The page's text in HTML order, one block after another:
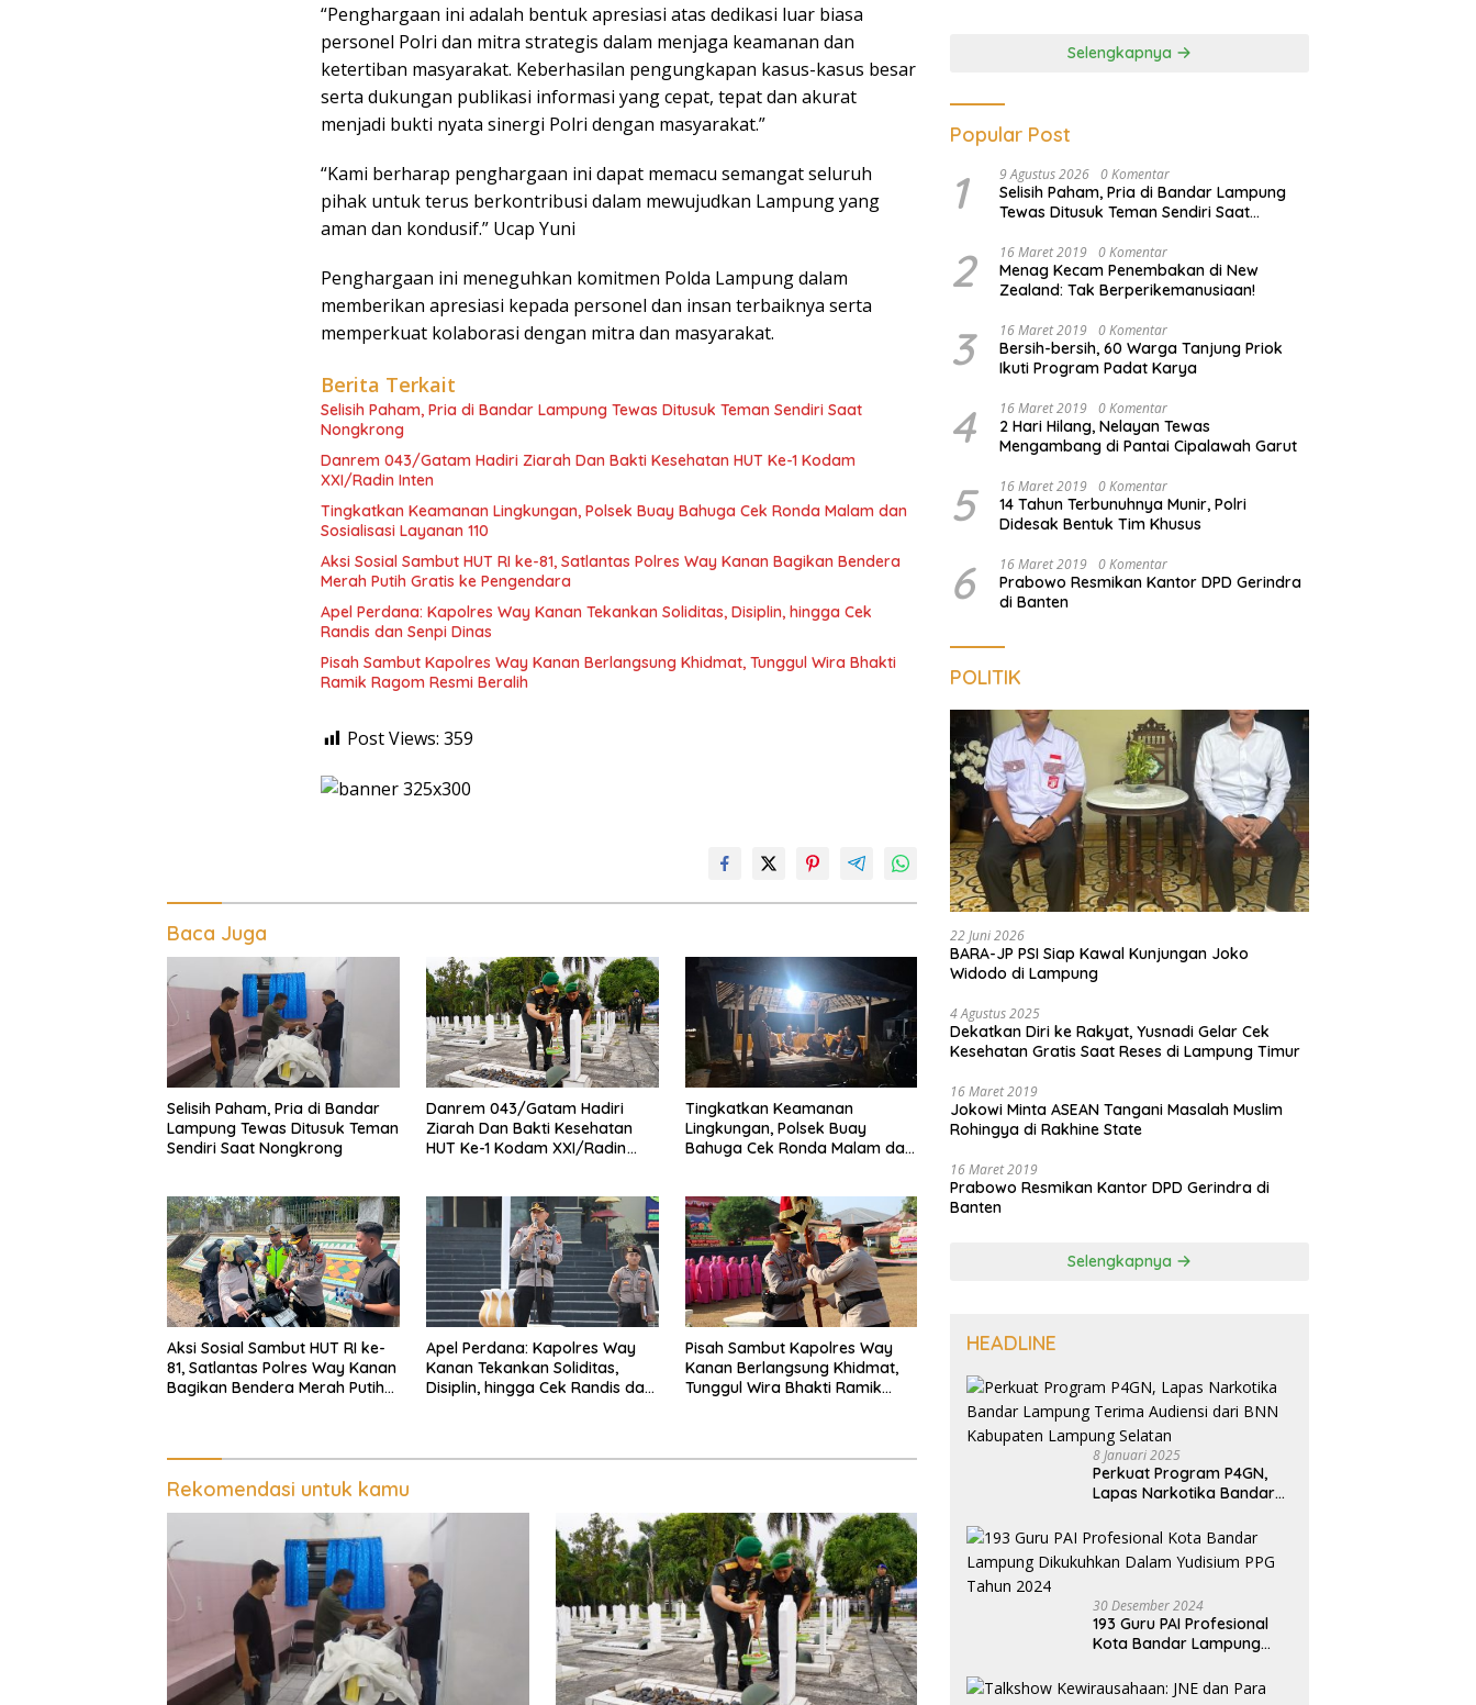
“Penghargaan ini adalah bentuk apresiasi atas dedikasi luar biasa
personel Polri dan mitra strategis dalam menjaga keamanan dan
ketertiban masyarakat. Keberhasilan pengungkapan kasus-kasus besar
serta dukungan publikasi informasi yang cepat, tepat dan akurat
menjadi bukti nyata sinergi Polri dengan masyarakat.”
“Kami berharap penghargaan ini dapat memacu semangat seluruh
pihak untuk terus berkontribusi dalam mewujudkan Lampung yang
aman dan kondusif.” Ucap Yuni
Penghargaan ini meneguhkan komitmen Polda Lampung dalam
memberikan apresiasi kepada personel dan insan terbaiknya serta
memperkuat kolaborasi dengan mitra dan masyarakat.
Berita Terkait
Selisih Paham, Pria di Bandar Lampung Tewas Ditusuk Teman Sendiri Saat
Nongkrong
Danrem 043/Gatam Hadiri Ziarah Dan Bakti Kesehatan HUT Ke-1 Kodam
XXI/Radin Inten
Tingkatkan Keamanan Lingkungan, Polsek Buay Bahuga Cek Ronda Malam dan
Sosialisasi Layanan 110
Aksi Sosial Sambut HUT RI ke-81, Satlantas Polres Way Kanan Bagikan Bendera
Merah Putih Gratis ke Pengendara
Apel Perdana: Kapolres Way Kanan Tekankan Soliditas, Disiplin, hingga Cek
Randis dan Senpi Dinas
Pisah Sambut Kapolres Way Kanan Berlangsung Khidmat, Tunggul Wira Bhakti
Ramik Ragom Resmi Beralih
Post Views: 359
Baca Juga
Selisih Paham, Pria di Bandar
Lampung Tewas Ditusuk Teman
Sendiri Saat Nongkrong
Danrem 043/Gatam Hadiri
Ziarah Dan Bakti Kesehatan
HUT Ke-1 Kodam XXI/Radin
Tingkatkan Keamanan
Lingkungan, Polsek Buay
Bahuga Cek Ronda Malam dan
Aksi Sosial Sambut HUT RI ke-
81, Satlantas Polres Way Kanan
Bagikan Bendera Merah Putih
Apel Perdana: Kapolres Way
Kanan Tekankan Soliditas,
Disiplin, hingga Cek Randis dan
Pisah Sambut Kapolres Way
Kanan Berlangsung Khidmat,
Tunggul Wira Bhakti Ramik
Rekomendasi untuk kamu
Selengkapnya
Popular Post
1 9 Agustus 2026 0 Komentar
Selisih Paham, Pria di Bandar Lampung
Tewas Ditusuk Teman Sendiri Saat
2 16 Maret 2019 0 Komentar
Menag Kecam Penembakan di New
Zealand: Tak Berperikemanusiaan!
3 16 Maret 2019 0 Komentar
Bersih-bersih, 60 Warga Tanjung Priok
Ikuti Program Padat Karya
4 16 Maret 2019 0 Komentar
2 Hari Hilang, Nelayan Tewas
Mengambang di Pantai Cipalawah Garut
5 16 Maret 2019 0 Komentar
14 Tahun Terbunuhnya Munir, Polri
Didesak Bentuk Tim Khusus
6 16 Maret 2019 0 Komentar
Prabowo Resmikan Kantor DPD Gerindra
di Banten
POLITIK
22 Juni 2026
BARA-JP PSI Siap Kawal Kunjungan Joko
Widodo di Lampung
4 Agustus 2025
Dekatkan Diri ke Rakyat, Yusnadi Gelar Cek
Kesehatan Gratis Saat Reses di Lampung Timur
16 Maret 2019
Jokowi Minta ASEAN Tangani Masalah Muslim
Rohingya di Rakhine State
16 Maret 2019
Prabowo Resmikan Kantor DPD Gerindra di
Banten
Selengkapnya
HEADLINE
8 Januari 2025
Perkuat Program P4GN,
Lapas Narkotika Bandar
dari BNN Kabupaten
Lampung Selatan
30 Desember 2024
193 Guru PAI Profesional
Kota Bandar Lampung
Yudisium PPG Tahun 2024